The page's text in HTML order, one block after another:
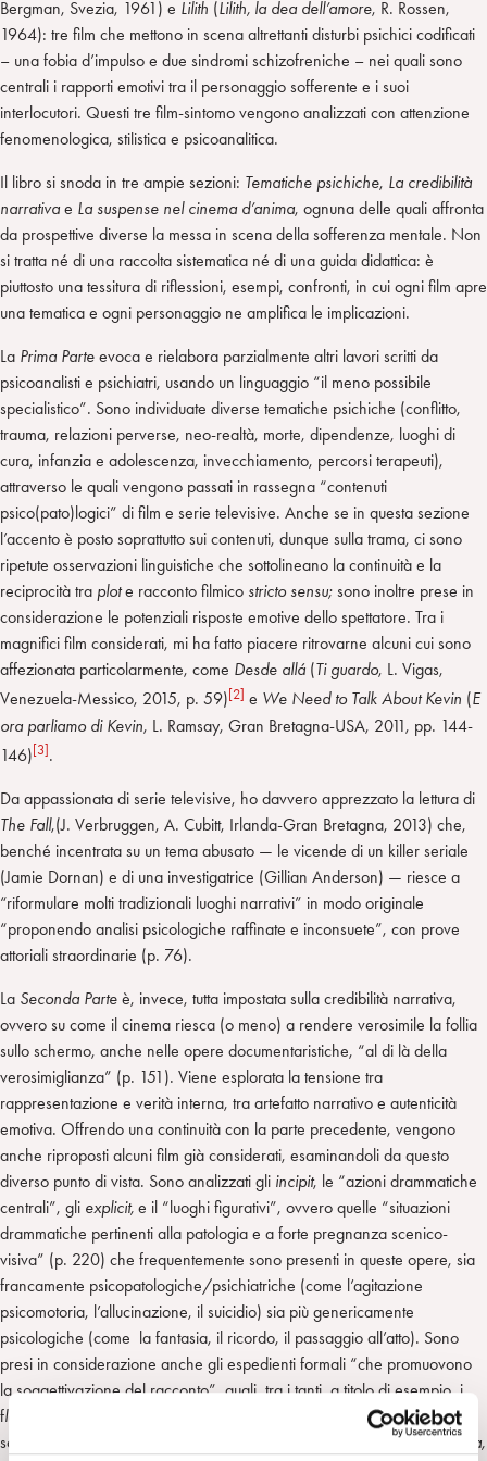
Bergman, Svezia, 1961) e Lilith (Lilith, la dea dell’amore, R. Rossen,
1964): tre film che mettono in scena altrettanti disturbi psichici codificati
– una fobia d’impulso e due sindromi schizofreniche – nei quali sono
centrali i rapporti emotivi tra il personaggio sofferente e i suoi
interlocutori. Questi tre film-sintomo vengono analizzati con attenzione
fenomenologica, stilistica e psicoanalitica.
Il libro si snoda in tre ampie sezioni: Tematiche psichiche, La credibilità
narrativae La suspense nel cinema d’anima, ognuna delle quali affronta
da prospettive diverse la messa in scena della sofferenza mentale. Non
si tratta né di una raccolta sistematica né di una guida didattica: è
piuttosto una tessitura di riflessioni, esempi, confronti, in cui ogni film apre
una tematica e ogni personaggio ne amplifica le implicazioni.
La Prima Parte evoca e rielabora parzialmente altri lavori scritti da
psicoanalisti e psichiatri, usando un linguaggio “il meno possibile
specialistico”. Sono individuate diverse tematiche psichiche (conflitto,
trauma, relazioni perverse, neo-realtà, morte, dipendenze, luoghi di
cura, infanzia e adolescenza, invecchiamento, percorsi terapeuti),
attraverso le quali vengono passati in rassegna “contenuti
psico(pato)logici” di film e serie televisive. Anche se in questa sezione
l’accento è posto soprattutto sui contenuti, dunque sulla trama, ci sono
ripetute osservazioni linguistiche che sottolineano la continuità e la
reciprocità tra plote racconto filmico stricto sensu; sono inoltre prese in
considerazione le potenziali risposte emotive dello spettatore. Tra i
magnifici film considerati, mi ha fatto piacere ritrovarne alcuni cui sono
affezionata particolarmente, come Desde allá (Ti guardo, L. Vigas,
Venezuela-Messico, 2015, p. 59)[2] e We Need to Talk About Kevin (E
ora parliamo di Kevin, L. Ramsay, Gran Bretagna-USA, 2011, pp. 144-
146)[3].
Da appassionata di serie televisive, ho davvero apprezzato la lettura di
The Fall,(J. Verbruggen, A. Cubitt, Irlanda-Gran Bretagna, 2013) che,
benché incentrata su un tema abusato — le vicende di un killer seriale
(Jamie Dornan) e di una investigatrice (Gillian Anderson) — riesce a
“riformulare molti tradizionali luoghi narrativi” in modo originale
“proponendo analisi psicologiche raffinate e inconsuete”, con prove
attoriali straordinarie (p. 76).
La Seconda Parte è, invece, tutta impostata sulla credibilità narrativa,
ovvero su come il cinema riesca (o meno) a rendere verosimile la follia
sullo schermo, anche nelle opere documentaristiche, “al di là della
verosimiglianza” (p. 151). Viene esplorata la tensione tra
rappresentazione e verità interna, tra artefatto narrativo e autenticità
emotiva. Offrendo una continuità con la parte precedente, vengono
anche riproposti alcuni film già considerati, esaminandoli da questo
diverso punto di vista. Sono analizzati gli incipit, le “azioni drammatiche
centrali”, gli explicit, e il “luoghi figurativi”, ovvero quelle “situazioni
drammatiche pertinenti alla patologia e a forte pregnanza scenico-
visiva” (p. 220) che frequentemente sono presenti in queste opere, sia
francamente psicopatologiche/psichiatriche (come l’agitazione
psicomotoria, l’allucinazione, il suicidio) sia più genericamente
psicologiche (come la fantasia, il ricordo, il passaggio all’atto). Sono
presi in considerazione anche gli espedienti formali “che promuovono
la soggettivazione del racconto”, quali, tra i tanti, a titolo di esempio, i
flashback
, le dissolvenze, le sovraimpressioni (p. 220). Gli autori si
soffermano, tra gli altri, su
M (Il mostro di Düsseldorf, F. Lang, Germania,